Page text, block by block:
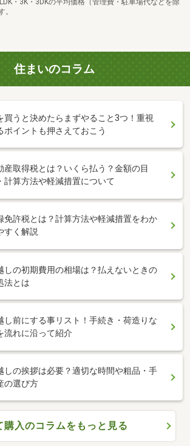
・3K・3DKの平均価格（管理費・駐車場代などを除
。
住まいのコラム
買うと決めたらまずやること3つ！重視
ポイントも押さえておこう
産取得税とは？いくら払う？金額の目
計算方法や軽減措置について
免許税とは？計算方法や軽減措置をわか
すく解説
しの初期費用の相場は？払えないときの
法とは
し前にする事リスト！手続き・荷造りな
流れに沿って紹介
しの挨拶は必要？適切な時間や粗品・手
の選び方
購入のコラムをもっと見る